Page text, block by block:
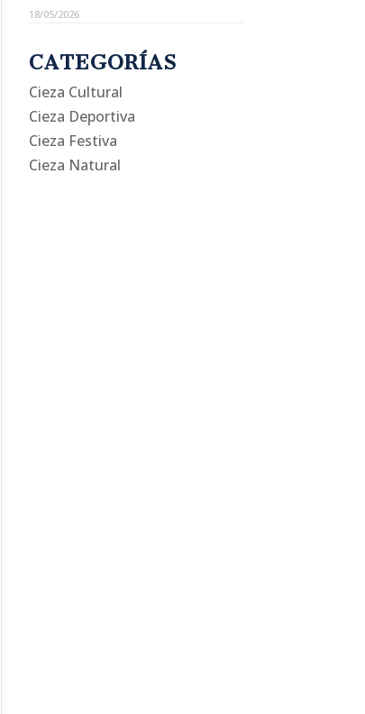
18/05/2026
CATEGORÍAS
Cieza Cultural
Cieza Deportiva
Cieza Festiva
Cieza Natural